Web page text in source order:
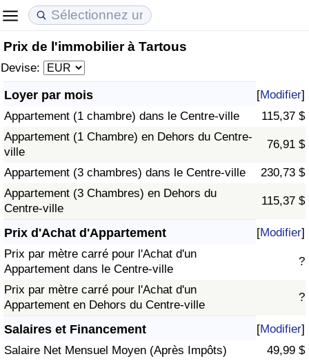
Prix de l'immobilier à Tartous
Devise:
Loyer par mois [Modifier]
Appartement (1 chambre) dans le Centre-ville
115,37 $
Appartement (1 Chambre) en Dehors du Centre-
ville
76,91 $
Appartement (3 chambres) dans le Centre-ville
230,73 $
Appartement (3 Chambres) en Dehors du
Centre-ville
115,37 $
Prix d'Achat d'Appartement [Modifier]
Prix par mètre carré pour l'Achat d'un
Appartement dans le Centre-ville
?
Prix par mètre carré pour l'Achat d'un
Appartement en Dehors du Centre-ville
?
Salaires et Financement [Modifier]
Salaire Net Mensuel Moyen (Après Impôts)
49,99 $
Coût de la vie
Indice du Coût de la Vie (Actuel)
Indice du Coût de la Vie
Indice du coût de la vie par pays
à Akaba
Prix de l'immobilier
Indice des Prix de l'immobilier (Actuel)
Indice des Prix de l'immobilier
Indice des Prix de l'immobilier par Pays
Qualité de Vie
Indice de Qualité de Vie
Indice de Qualité de Vie (Actuel)
Indice de qualité de vie par pays
Criminalité
Indice de Criminalité (Actuel)
Indice de Criminalité
Indice de criminalité par pays
Soins de santé